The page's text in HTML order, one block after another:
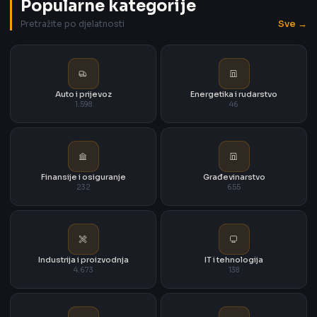
Popularne kategorije
Pretražite po djelatnosti Sve →
Auto i prijevoz
1.598
Energetika i rudarstvo
46
Finansije i osiguranje
232
Građevinarstvo
655
Industrija i proizvodnja
4.673
IT i tehnologija
138